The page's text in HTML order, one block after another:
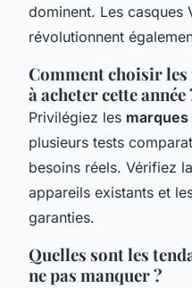
dominent. Les casques
révolutionnent
Comment choisir
à acheter cette année
Privilégiez les
plusieurs tests
besoins réels. Vérifiez
appareils existants et
garanties.
Quelles sont les
ne pas manquer ?